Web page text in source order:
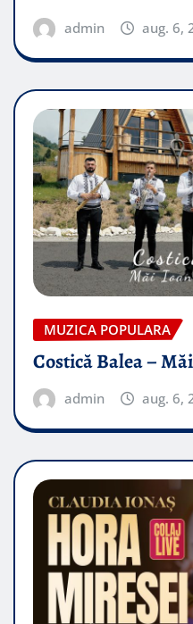
admin aug. 6,
MUZICA POPULARA
Costică Balea –
admin aug. 6,